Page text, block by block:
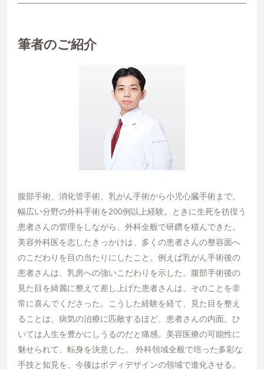
筆者のご紹介
腹部手術、消化管手術、乳がん手術から小児心臓手術まで、
幅広い分野の外科手術を200例以上経験。ときに生死を彷徨う
患者さんの管理をしながら、外科全般で研鑽を積んできた。
美容外科医を志したきっかけは、多くの患者さんの整容面へ
のこだわりを目の当たりにしたこと。例えば乳がん手術後の
患者さんは、乳房への強いこだわりを示した。腹部手術後の
見た目を綺麗に整えて差し上げた患者さんは、そのことを非
常に喜んでくださった。こうした経験を経て、見た目を整え
ることは、病気の治療に匹敵するほど、患者さんの内面、ひ
いては人生を豊かにしうるのだと痛感。美容医療の可能性に
魅せられて、転身を決意した。 外科領域全般で培った多彩な
手技と知見を、今後はボディデザインの領域で進化させる。